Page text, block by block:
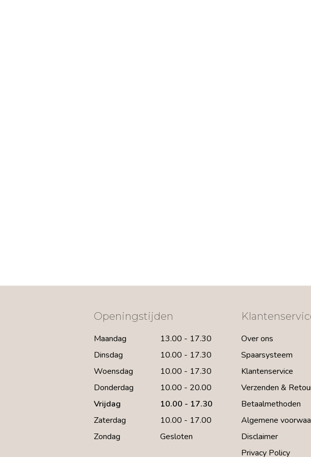
Openingstijden
Maandag
13.00 - 17.30
Dinsdag
10.00 - 17.30
Woensdag
10.00 - 17.30
Donderdag
10.00 - 20.00
Vrijdag
10.00 - 17.30
Zaterdag
10.00 - 17.00
Zondag
Gesloten
Over ons
Spaarsysteem
Klantenservice
Verzenden &
Betaalmethoden
Algemene
Disclaimer
Privacy Policy